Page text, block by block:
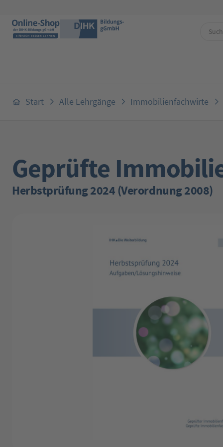
Start Alle Lehrgänge Immobilienfachwirte
Geprüfte
Herbstprüfung 2024 (Verordnung 2008)